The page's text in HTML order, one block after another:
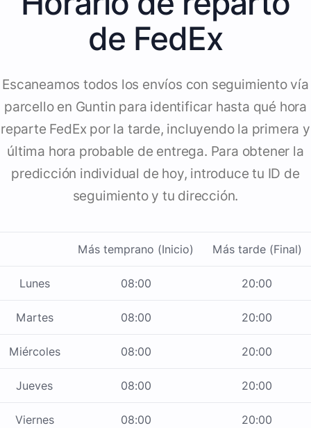
de FedEx
Escaneamos todos los envíos con seguimiento vía
parcello en Guntin para identificar hasta qué hora
reparte FedEx por la tarde, incluyendo la primera y
última hora probable de entrega. Para obtener la
predicción individual de hoy, introduce tu ID de
seguimiento y tu dirección.
Más temprano (Inicio) Más tarde (Final)
Lunes 08:00 20:00
Martes 08:00 20:00
Miércoles 08:00 20:00
Jueves 08:00 20:00
Viernes 08:00 20:00